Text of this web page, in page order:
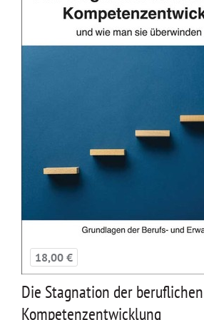
18,00 €
Die Stagnation der beruflichen
Kompetenzentwicklung